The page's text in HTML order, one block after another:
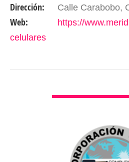
lugar. En CC…
Dirección: Calle Carabobo, C.C Los
Web:
https://
celulares